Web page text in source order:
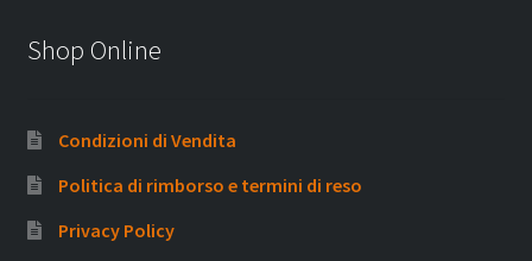
Shop Online
Condizioni di Vendita
Politica di rimborso e termini di reso
Privacy Policy